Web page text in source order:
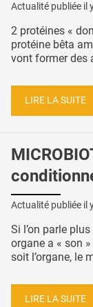
Actualité publiée il
2 protéines «
protéine bêta
vont former des
LIRE LA SUITE
Actualité publiée il
Si l’on parle
organe a « son
soit l’organe, le
LIRE LA SUITE